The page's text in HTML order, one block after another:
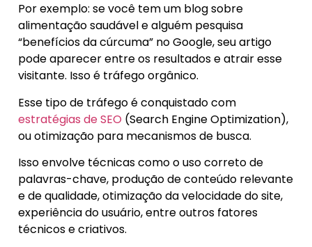
Por exemplo: se você tem um blog sobre
alimentação saudável e alguém pesquisa
“benefícios da cúrcuma” no Google, seu artigo
pode aparecer entre os resultados e atrair esse
visitante. Isso é tráfego orgânico.
Esse tipo de tráfego é conquistado com
estratégias de SEO (Search Engine Optimization),
ou otimização para mecanismos de busca.
Isso envolve técnicas como o uso correto de
palavras-chave, produção de conteúdo relevante
e de qualidade, otimização da velocidade do site,
experiência do usuário, entre outros fatores
técnicos e criativos.